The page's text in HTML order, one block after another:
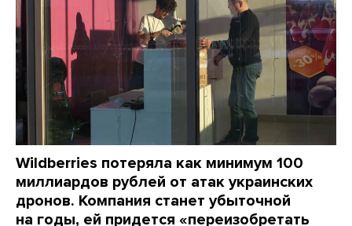
Wildberries потеряла как минимум 100
миллиардов рублей от атак украинских
дронов. Компания станет убыточной
на годы, ей придется «переизобретать